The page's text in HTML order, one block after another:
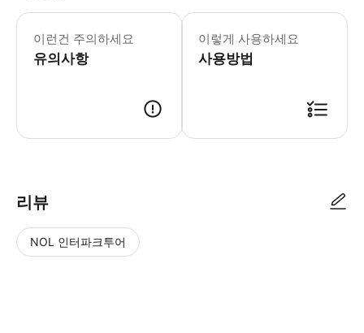
이런건 주의하세요
유의사항
중요 공지: - 겐팅 하이랜드 프리미엄
이렇게 사용하세요
사용방법
리뷰
NOL 인터파크투어